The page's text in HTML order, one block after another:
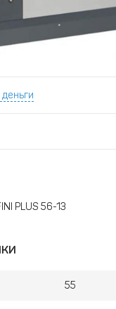
PLUS 56-13
55